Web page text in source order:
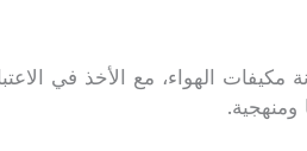
مكيفات الهواء، مع الأخذ في